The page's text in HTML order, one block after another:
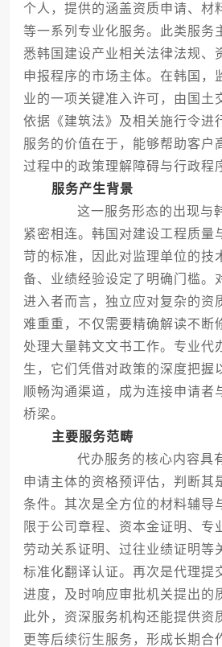
个人，提供的涵盖资质申请、材
等一系列专业化服务。此类服务
悉韩国建设产业相关法律法规、
申报程序的市场主体。在韩国，
业的一项关键准入许可，由国土
依据《建筑法》及相关施行令进
服务的价值在于，能够帮助客户
过程中的政策理解障碍与行政程
服务产生背景
这一服务形态的出现与
紧密相连。韩国对建设工程质量
苛的标准，因此对监理单位的技
备、业绩经验设定了明确门槛。
进入者而言，独立应对复杂的资
难重重，不仅需要精确解读不断
处理大量韩文文书工作。专业代
生，它们凭借对政策的深度把握
顺畅沟通渠道，成为连接申请者
桥梁。
主要服务范畴
代办服务的核心内容具
申请主体的资格预评估，判断其
条件。其次是全方位的材料辅导
限于公司章程、资本金证明、专
劳动关系证明、过往业绩证明等
标准化翻译认证。再次是代理提
进度，及时响应审批机关提出的
此外，资深服务机构还能提供资
更等后续衍生服务，形成长期合